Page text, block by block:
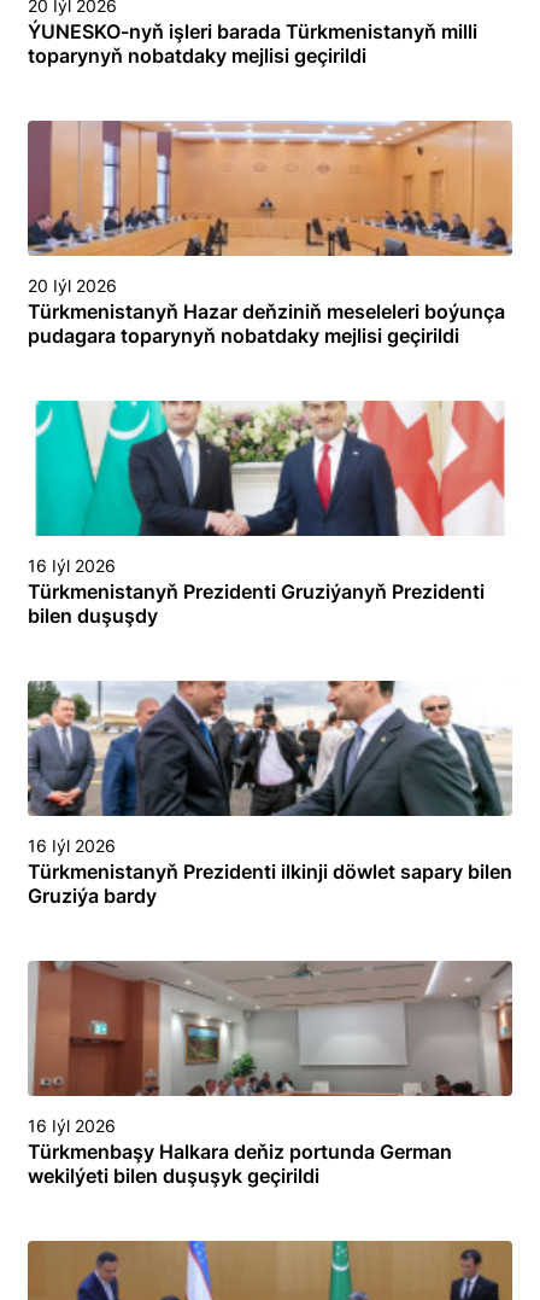
20 Iýl 2026
ÝUNESKO-nyň işleri barada Türkmenistanyň milli
toparynyň nobatdaky mejlisi geçirildi
20 Iýl 2026
Türkmenistanyň Hazar deňziniň meseleleri boýunça
pudagara toparynyň nobatdaky mejlisi geçirildi
16 Iýl 2026
Türkmenistanyň Prezidenti Gruziýanyň Prezidenti
bilen duşuşdy
16 Iýl 2026
Türkmenistanyň Prezidenti ilkinji döwlet sapary bilen
Gruziýa bardy
16 Iýl 2026
Türkmenbaşy Halkara deňiz portunda German
wekilýeti bilen duşuşyk geçirildi